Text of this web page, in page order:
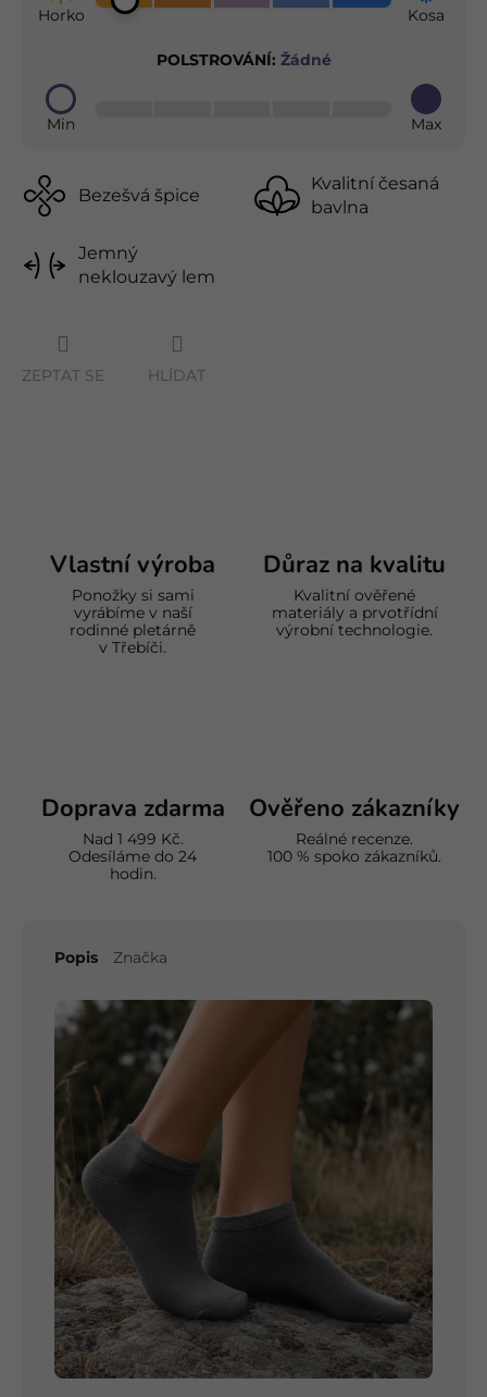
ZEPTAT SE HLÍDAT
Horko Kosa
POLSTROVÁNÍ: Žádné
Min Max
Bezešvá špice
Kvalitní česaná
bavlna
Jemný
neklouzavý lem
Vlastní výroba
Ponožky si sami
vyrábíme v naší
rodinné pletárně
v Třebíči.
Důraz na kvalitu
Kvalitní ověřené
materiály a prvotřídní
výrobní technologie.
Doprava zdarma
Nad 1 499 Kč.
Odesíláme do 24
hodin.
Ověřeno zákazníky
Reálné recenze.
100 % spoko zákazníků.
Popis Značka